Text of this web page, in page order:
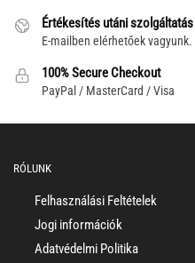
Értékesítés utáni szolgáltatás
E-mailben elérhetőek vagyunk.
100% Secure Checkout
PayPal / MasterCard / Visa
RÓLUNK
Felhasználási Feltételek
Jogi információk
Adatvédelmi Politika